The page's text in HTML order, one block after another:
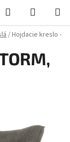
Hľadať
KOŠÍK
/Hojdacie kreslo -